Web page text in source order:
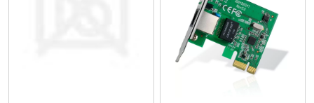
Continut pachet Adaptor retea CD resurse Ghid de
instalare rapida Mediu Temperatura operare: 0℃~40℃
(32℉~104℉) Temperatura depozitare: -40℃~70℃
(-40℉~158℉) Umiditate operare: 10%~90% fara
condensare Umiditate depozitare: 5%~90% fara